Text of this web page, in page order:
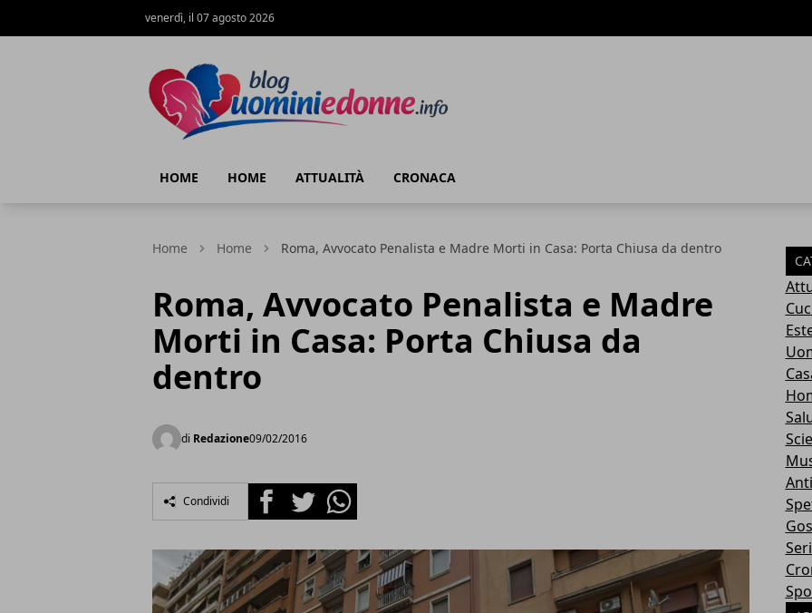
venerdì, il 07 agosto 2026
HOME HOME ATTUALITÀ CRONACA
Home Home Roma, Avvocato Penalista e Madre Morti in Casa: Porta Chiusa da dentro
Roma, Avvocato Penalista e Madre
Morti in Casa: Porta Chiusa da
dentro
di Redazione09/02/2016
Condividi FacebookTwitterWhatsapp